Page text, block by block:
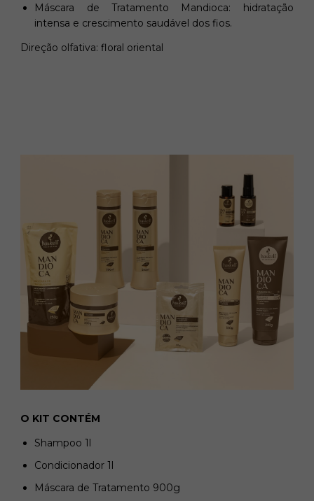
Máscara de Tratamento Mandioca: hidratação
intensa e crescimento saudável dos fios.
Direção olfativa: floral oriental
O KIT CONTÉM
Shampoo 1l
Condicionador 1l
Máscara de Tratamento 900g